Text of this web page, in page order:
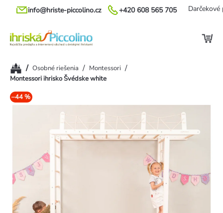
Prejsť
+420 608 565 705
info@hriste-piccolino.cz Darčekové
Domov
/ Osobné riešenia / Montessori /
Montessori ihrisko Švédske white
–44 %